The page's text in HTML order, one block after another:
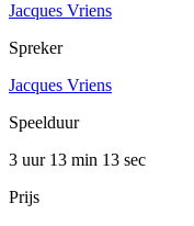
Jacques Vriens
Spreker
Jacques Vriens
Speelduur
3 uur 13 min 13 sec
Prijs